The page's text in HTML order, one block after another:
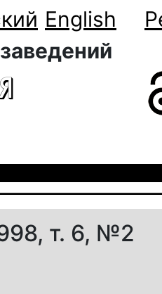
English
т. 6, №2